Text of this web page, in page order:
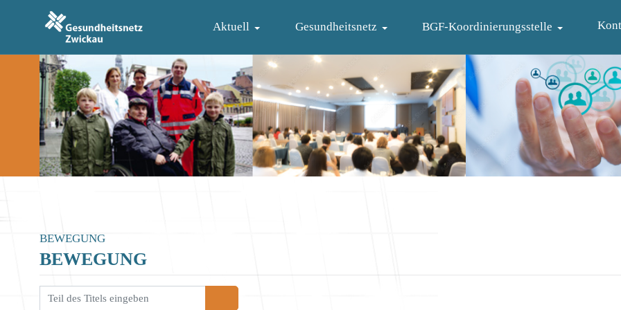
Aktuell Gesundheitsnetz BGF-Koordinierungsstelle
BEWEGUNG
BEWEGUNG
des Titels eingeben